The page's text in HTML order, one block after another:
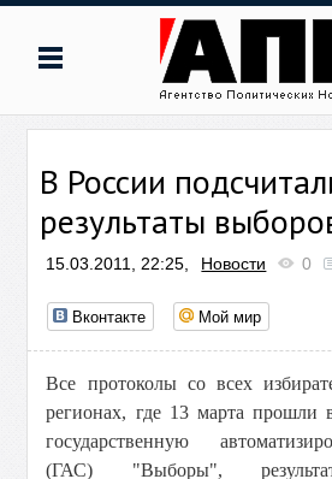
В России
результаты
15.03.2011, 22:25, Новости 0
Вконтакте Мой мир
Все протоколы со всех
регионах, где 13 марта прошли
государственную
(ГАС) "Выборы",